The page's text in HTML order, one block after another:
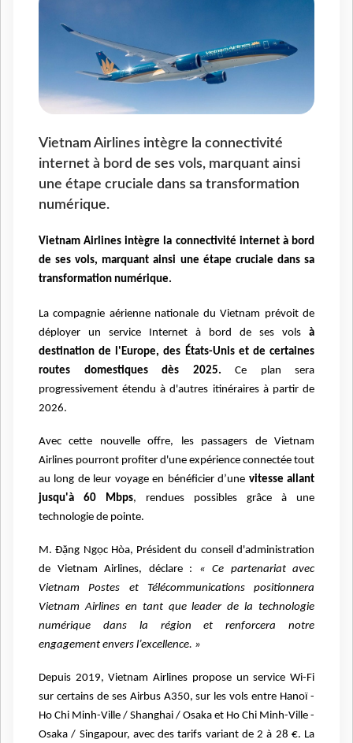
Vietnam Airlines intègre la connectivité
internet à bord de ses vols, marquant ainsi
une étape cruciale dans sa transformation
numérique.
Vietnam Airlines intègre la connectivité internet à bord
de ses vols, marquant ainsi une étape cruciale dans sa
transformation numérique.
La compagnie aérienne nationale du Vietnam prévoit de
déployer un service Internet à bord de ses vols à
destination de l'Europe, des États-Unis et de certaines
routes domestiques dès 2025. Ce plan sera
progressivement étendu à d'autres itinéraires à partir de
2026.
Avec cette nouvelle offre, les passagers de Vietnam
Airlines pourront profiter d'une expérience connectée tout
au long de leur voyage en bénéficier d’une vitesse allant
jusqu'à 60 Mbps, rendues possibles grâce à une
technologie de pointe.
M. Đặng Ngọc Hòa, Président du conseil d'administration
de Vietnam Airlines, déclare : « Ce partenariat avec
Vietnam Postes et Télécommunications positionnera
Vietnam Airlines en tant que leader de la technologie
numérique dans la région et renforcera notre
engagement envers l’excellence. »
Depuis 2019, Vietnam Airlines propose un service Wi-Fi
sur certains de ses Airbus A350, sur les vols entre Hanoï -
Ho Chi Minh-Ville / Shanghai / Osaka et Ho Chi Minh-Ville -
Osaka / Singapour, avec des tarifs variant de 2 à 28 €. La